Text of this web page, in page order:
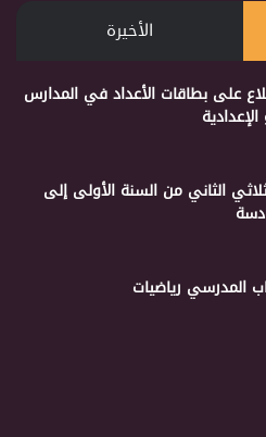
الأخيرة
على بطاقات الأعداد في المدارس
الإعدادية
الثاني من السنة الأولى إلى
المدرسي رياضيات